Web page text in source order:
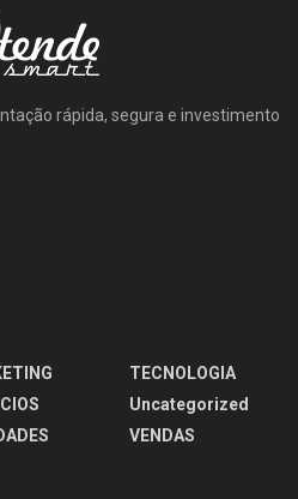
rápida, segura e investimento
TECNOLOGIA
Uncategorized
VENDAS